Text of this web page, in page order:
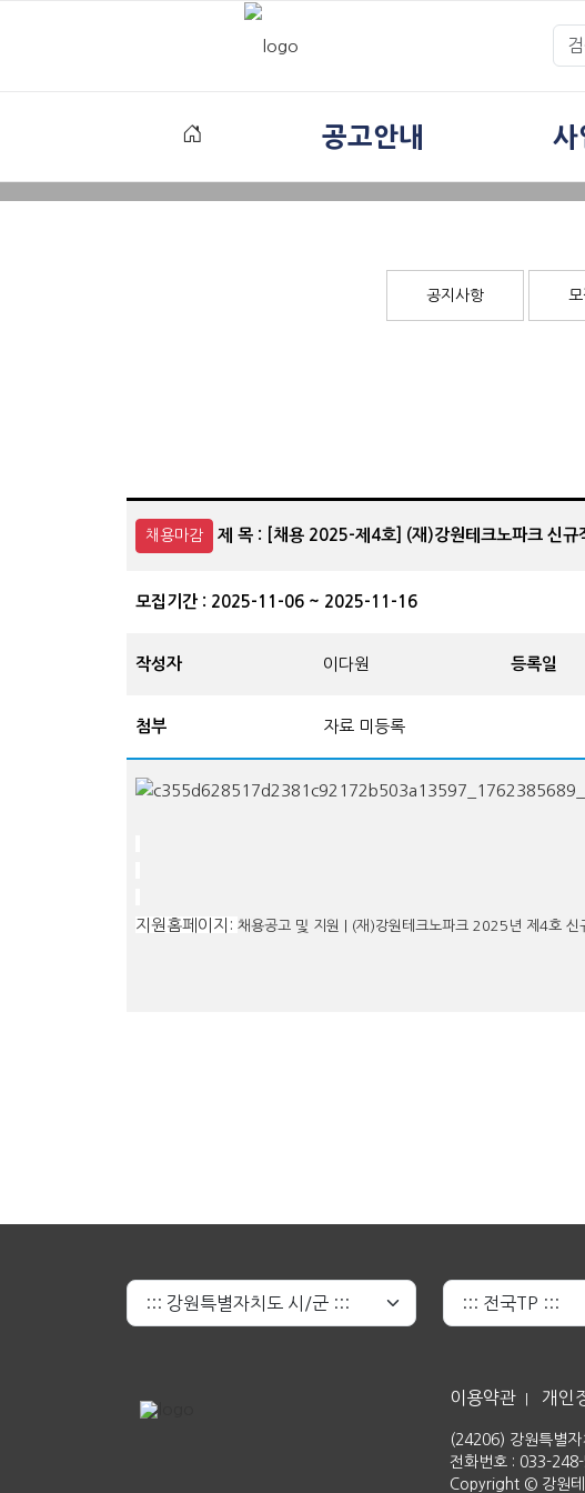
공고안내 사
공지사항 모
채용마감 제 목 : [채용 2025-제4호] (재)강원테크노파크 신규
모집기간 : 2025-11-06 ~ 2025-11-16
작성자 이다원 등록일
첨부 자료 미등록
지원홈페이지: 채용공고 및 지원 | (재)강원테크노파크 2025년 제4호 신
이용약관 개인
(24206) 강원특별자
전화번호 : 033-
Copyright © 강원테